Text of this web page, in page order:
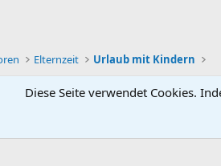
Elternzeit Urlaub mit Kindern
[Du]Diese Seite verwendet Cookies.